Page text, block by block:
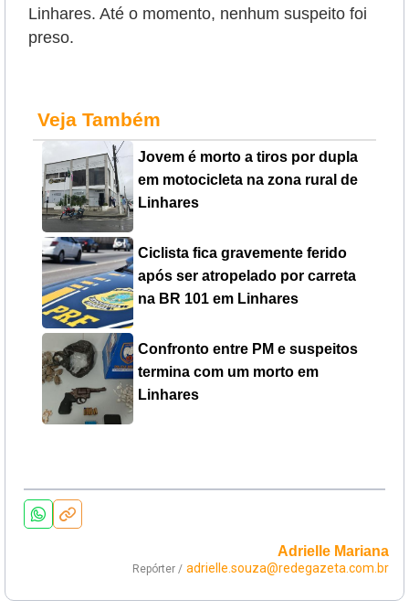
Linhares. Até o momento, nenhum suspeito foi
preso.
Veja Também
Jovem é morto a tiros por dupla
em motocicleta na zona rural de
Linhares
Ciclista fica gravemente ferido
após ser atropelado por carreta
na BR 101 em Linhares
Confronto entre PM e suspeitos
termina com um morto em
Linhares
Adrielle Mariana
Repórter / adrielle.souza@redegazeta.com.br